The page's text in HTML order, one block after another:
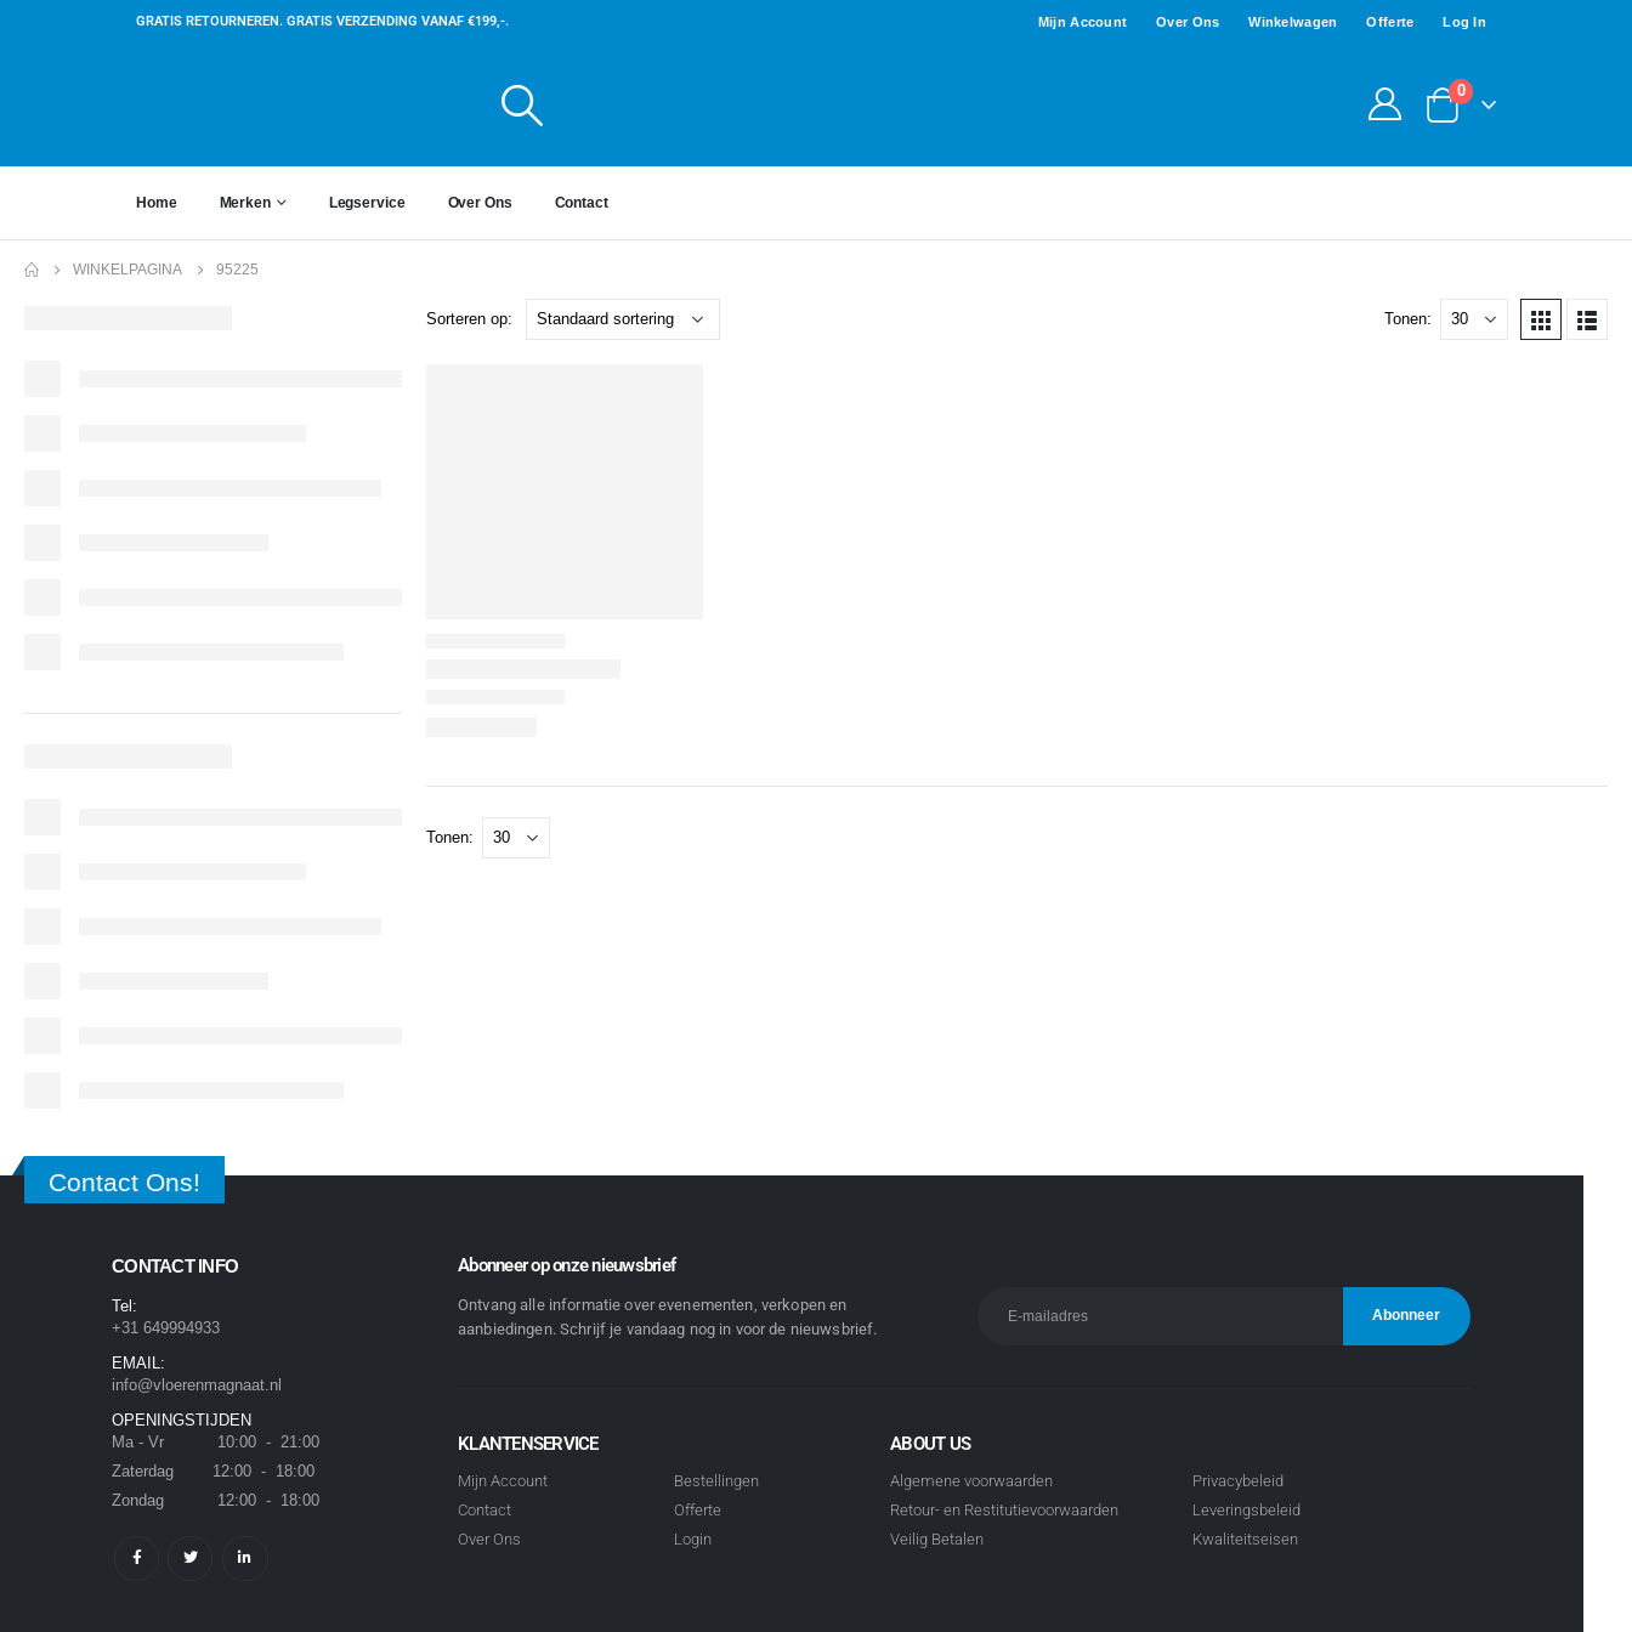
GRATIS RETOURNEREN. GRATIS VERZENDING VANAF €199,-. Mijn Account Over Ons Winkelwagen Offerte Log In
0
Home Merken Legservice Over Ons Contact
WINKELPAGINA 95225
Sorteren op: Tonen:
Tonen:
Contact Ons!
CONTACT INFO
Tel:
+31 649994933
EMAIL:
info@vloerenmagnaat.nl
OPENINGSTIJDEN
Ma - Vr 10:00 - 21:00
Zaterdag 12:00 - 18:00
Zondag 12:00 - 18:00
Abonneer op onze nieuwsbrief
Ontvang alle informatie over evenementen, verkopen en
aanbiedingen. Schrijf je vandaag nog in voor de nieuwsbrief.
KLANTENSERVICE
Mijn Account
Contact
Over Ons
Bestellingen
Offerte
Login
ABOUT US
Algemene voorwaarden
Retour- en Restitutievoorwaarden
Veilig Betalen
Privacybeleid
Leveringsbeleid
Kwaliteitseisen